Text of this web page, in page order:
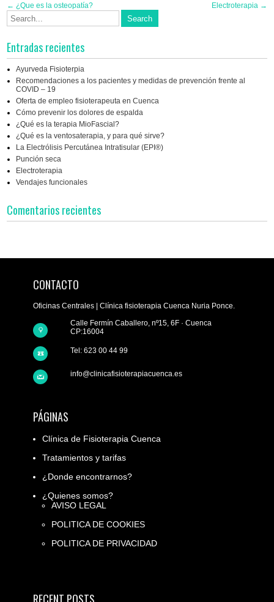
Post
navigation
← ¿Que es la osteopatía? Electroterapia →
Entradas recientes
Ayurveda Fisioterpia
Recomendaciones a los pacientes y medidas de prevención frente al
COVID – 19
Oferta de empleo fisioterapeuta en Cuenca
Cómo prevenir los dolores de espalda
¿Qué es la terapia MioFascial?
¿Qué es la ventosaterapia, y para qué sirve?
La Electrólisis Percutánea Intratisular (EPI®)
Punción seca
Electroterapia
Vendajes funcionales
Comentarios recientes
CONTACTO
Oficinas Centrales | Clínica fisioterapia Cuenca Nuria Ponce.
Calle Fermín Caballero, nº15, 6F · Cuenca
CP:16004
Tel: 623 00 44 99
info@clinicafisioterapiacuenca.es
PÁGINAS
Clínica de Fisioterapia Cuenca
Tratamientos y tarifas
¿Donde encontrarnos?
¿Quienes somos?
AVISO LEGAL
POLITICA DE COOKIES
POLITICA DE PRIVACIDAD